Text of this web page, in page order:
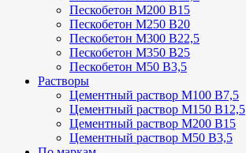
Пескобетон М200 В15
Пескобетон М250 В20
Пескобетон М300 В22,5
Пескобетон М350 В25
Пескобетон М50 В3,5
Растворы
Цементный раствор М100 В7,5
Цементный раствор М150 В12,5
Цементный раствор М200 В15
Цементный раствор М50 В3,5